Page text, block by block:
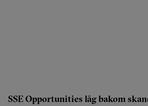
SSE Opportunities låg bakom